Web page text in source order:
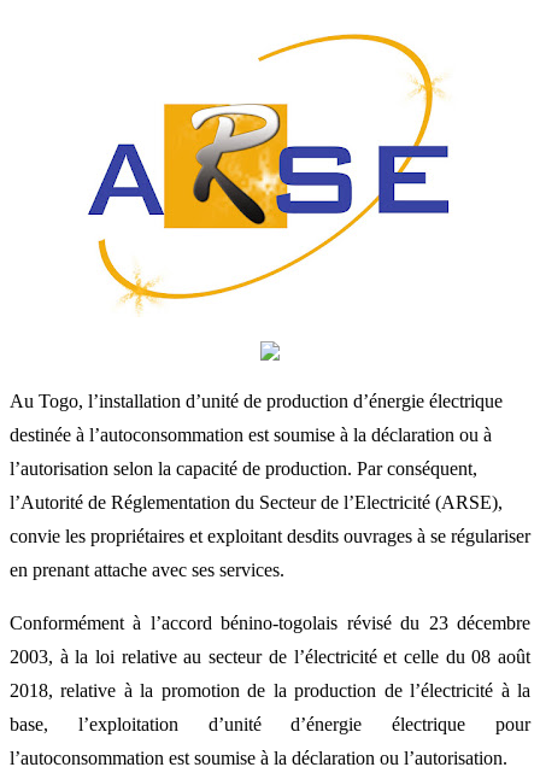
Au Togo, l’installation d’unité de production d’énergie électrique
destinée à l’autoconsommation est soumise à la déclaration ou à
l’autorisation selon la capacité de production. Par conséquent,
l’Autorité de Réglementation du Secteur de l’Electricité (ARSE),
convie les propriétaires et exploitant desdits ouvrages à se régulariser
en prenant attache avec ses services.
Conformément à l’accord bénino-togolais révisé du 23 décembre
2003, à la loi relative au secteur de l’électricité et celle du 08 août
2018, relative à la promotion de la production de l’électricité à la
base, l’exploitation d’unité d’énergie électrique pour
l’autoconsommation est soumise à la déclaration ou l’autorisation.